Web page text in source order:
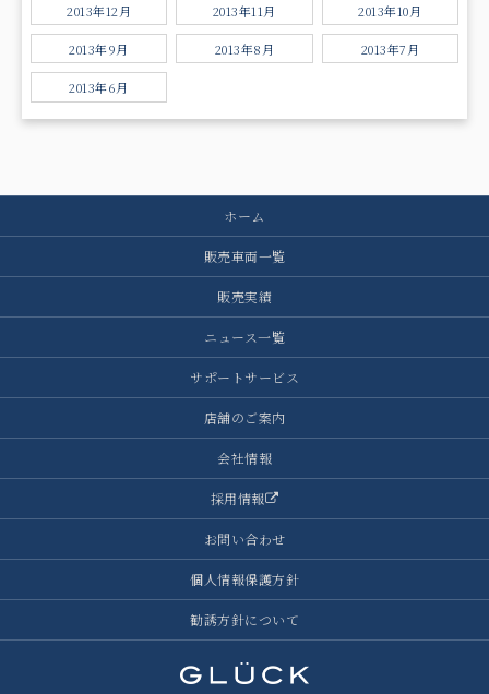
2013年12月 2013年11月 2013年10月
2013年9月 2013年8月 2013年7月
2013年6月
ホーム
販売車両一覧
販売実績
ニュース一覧
サポートサービス
店舗のご案内
会社情報
採用情報
お問い合わせ
個人情報保護方針
勧誘方針について